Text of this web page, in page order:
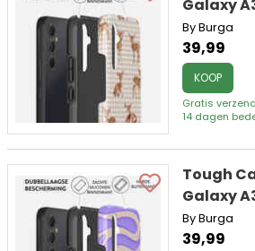
Galaxy
By Burga
39,99
KOOP
Gratis
14 dagen
Tough
Galaxy
By Burga
39,99